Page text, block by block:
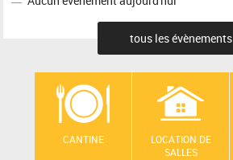
tous les évènements
CANTINE
LOCATION DE
SALLES